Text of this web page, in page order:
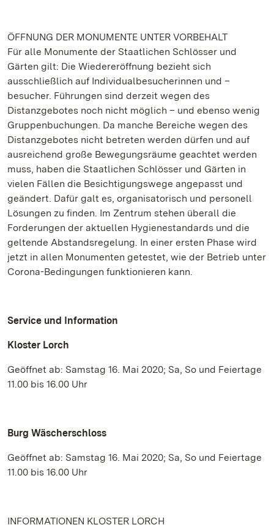
ÖFFNUNG DER MONUMENTE UNTER VORBEHALT
Für alle Monumente der Staatlichen Schlösser und
Gärten gilt: Die Wiedereröffnung bezieht sich
ausschließlich auf Individualbesucherinnen und –
besucher. Führungen sind derzeit wegen des
Distanzgebotes noch nicht möglich – und ebenso wenig
Gruppenbuchungen. Da manche Bereiche wegen des
Distanzgebotes nicht betreten werden dürfen und auf
ausreichend große Bewegungsräume geachtet werden
muss, haben die Staatlichen Schlösser und Gärten in
vielen Fällen die Besichtigungswege angepasst und
geändert. Dafür galt es, organisatorisch und personell
Lösungen zu finden. Im Zentrum stehen überall die
Forderungen der aktuellen Hygienestandards und die
geltende Abstandsregelung. In einer ersten Phase wird
jetzt in allen Monumenten getestet, wie der Betrieb unter
Corona-Bedingungen funktionieren kann.
Service und Information
Kloster Lorch
Geöffnet ab: Samstag 16. Mai 2020; Sa, So und Feiertage
11.00 bis 16.00 Uhr
Burg Wäscherschloss
Geöffnet ab: Samstag 16. Mai 2020; Sa, So und Feiertage
11.00 bis 16.00 Uhr
INFORMATIONEN KLOSTER LORCH